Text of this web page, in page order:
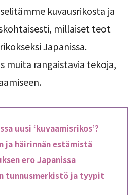
kuvausrikosta ja
millaiset teot
Japanissa.
muita rangaistavia tekoja,
uusi ‘kuvaamisrikos’?
ja häirinnän estämistä
ero Japanissa
tunnusmerkistö ja tyypit